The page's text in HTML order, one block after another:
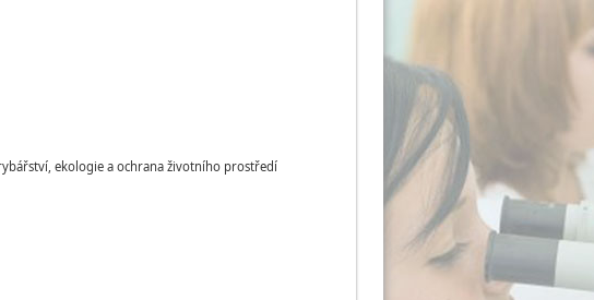
ekologie a ochrana životního prostředí